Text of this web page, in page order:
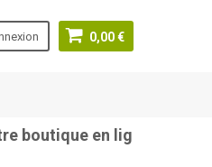
0,00 €
en ligne tetine-